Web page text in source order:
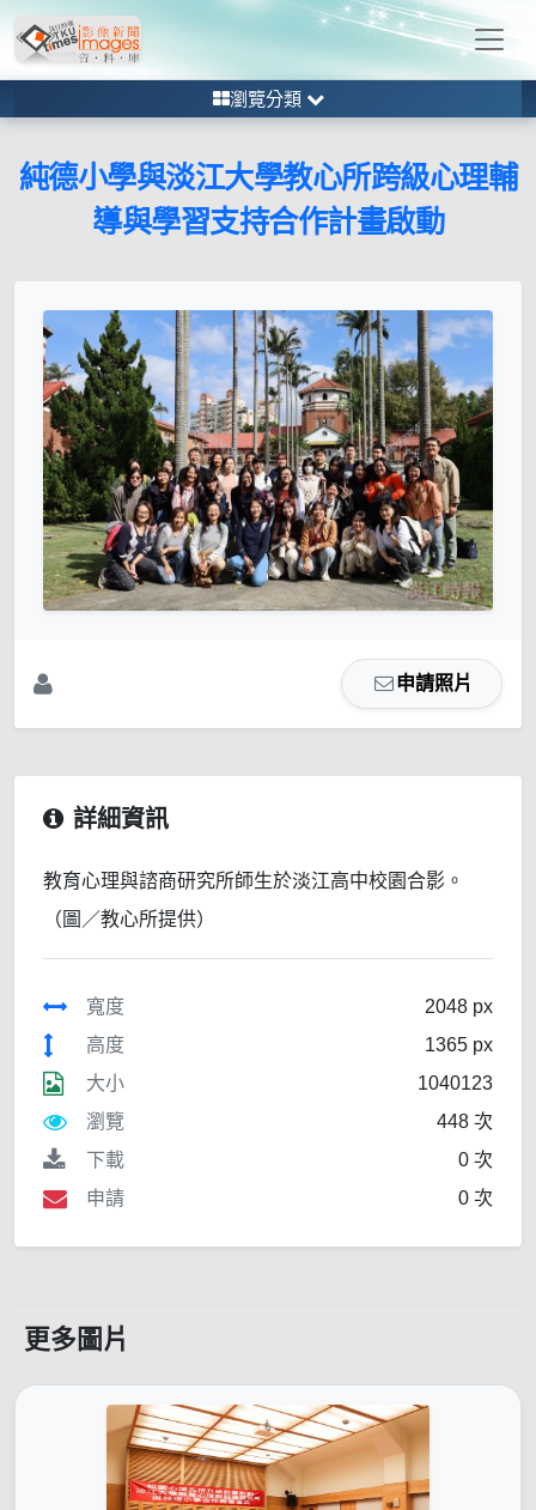
瀏覽分類
純德小學與淡江大學教心所跨級心理輔
導與學習支持合作計畫啟動
申請照片
詳細資訊
教育心理與諮商研究所師生於淡江高中校園合影。
（圖／教心所提供）
寬度
2048 px
高度
1365 px
大小
1040123
瀏覽
448 次
下載
0 次
申請
0 次
更多圖片